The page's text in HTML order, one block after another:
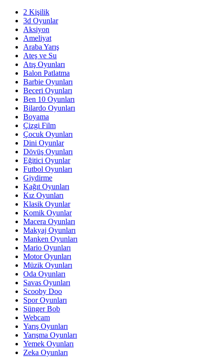
2 Kişilik
3d Oyunlar
Aksiyon
Ameliyat
Araba Yarış
Ateş ve Su
Atış Oyunları
Balon Patlatma
Barbie Oyunları
Beceri Oyunları
Ben 10 Oyunları
Bilardo Oyunları
Boyama
Çizgi Film
Çocuk Oyunları
Dini Oyunlar
Dövüş Oyunları
Eğitici Oyunlar
Futbol Oyunları
Giydirme
Kağıt Oyunları
Kız Oyunları
Klasik Oyunlar
Komik Oyunlar
Macera Oyunları
Makyaj Oyunları
Manken Oyunları
Mario Oyunları
Motor Oyunları
Müzik Oyunları
Oda Oyunları
Savas Oyunları
Scooby Doo
Spor Oyunları
Sünger Bob
Webcam
Yarış Oyunları
Yarışma Oyunları
Yemek Oyunları
Zeka Oyunları